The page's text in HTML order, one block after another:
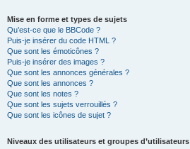
Mise en forme et types de sujets
Qu’est-ce que le BBCode ?
Puis-je insérer du code HTML ?
Que sont les émoticônes ?
Puis-je insérer des images ?
Que sont les annonces générales ?
Que sont les annonces ?
Que sont les notes ?
Que sont les sujets verrouillés ?
Que sont les icônes de sujet ?
Niveaux des utilisateurs et groupes d’utilisateurs